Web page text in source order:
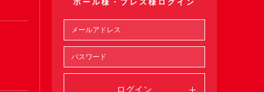
ホール様・プレス様ログイン
ログイン